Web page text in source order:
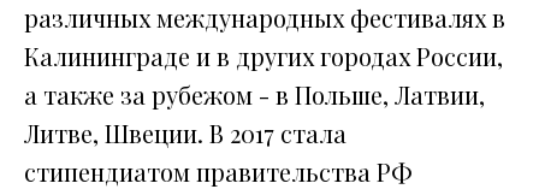
различных международных фестивалях в
Калининграде и в других городах России,
а также за рубежом - в Польше, Латвии,
Литве, Швеции. В 2017 стала
стипендиатом правительства РФ